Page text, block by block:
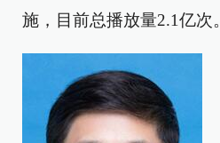
施，目前总播放量2.1亿次。